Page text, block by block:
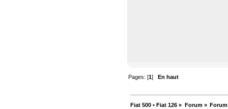
Pages: [1] En haut
Fiat 500 • Fiat 126 » Forum»